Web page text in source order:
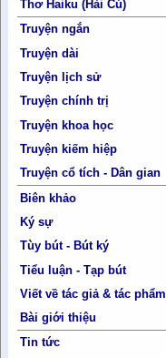
Thơ Haiku (Hài Cú)
Truyện ngắn
Truyện dài
Truyện lịch sử
Truyện chính trị
Truyện khoa học
Truyện kiếm hiệp
Truyện cổ tích - Dân gian
Biên khảo
Ký sự
Tùy bút - Bút ký
Tiểu luận - Tạp bút
Viết về tác giả & tác phẩm
Bài giới thiệu
Tin tức